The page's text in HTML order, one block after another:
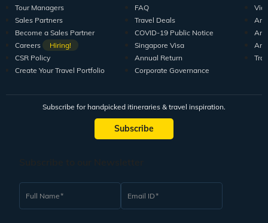
Tour Managers
Sales Partners
Become a Sales Partner
Careers
Hiring!
CSR Policy
Create Your Travel Portfolio
FAQ
Travel Deals
COVID-19 Public Notice
Singapore Visa
Annual Return
Corporate Governance
Subscribe for handpicked itineraries & travel inspiration.
Subscribe
Full Name Email ID